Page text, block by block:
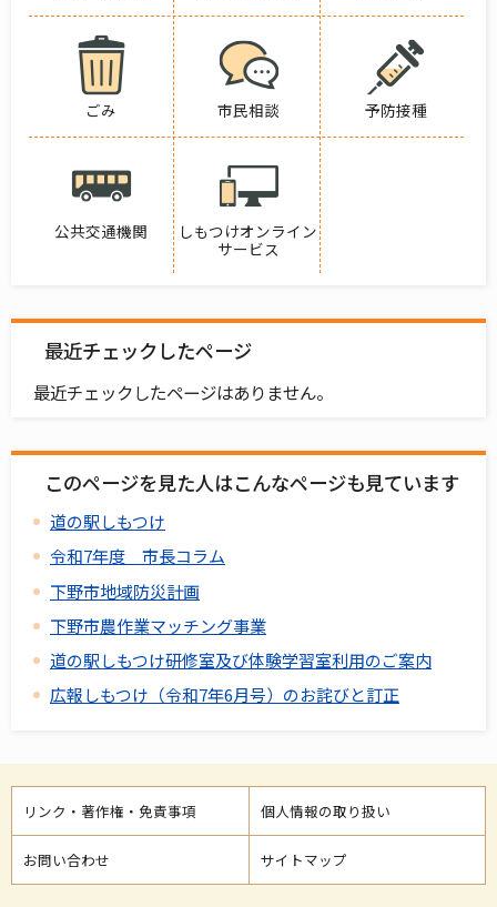
ごみ 市民相談 予防接種
公共交通機関
しもつけオンライン
サービス
最近チェックしたページ
最近チェックしたページはありません。
このページを見た人はこんなページも見ています
道の駅しもつけ
令和7年度 市長コラム
下野市地域防災計画
下野市農作業マッチング事業
道の駅しもつけ研修室及び体験学習室利用のご案内
広報しもつけ（令和7年6月号）のお詫びと訂正
リンク・著作権・免責事項 個人情報の取り扱い
お問い合わせ サイトマップ